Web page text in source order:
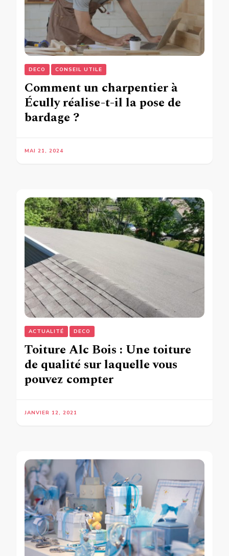
DECO CONSEIL UTILE
Comment un charpentier à
Écully réalise-t-il la pose de
bardage ?
MAI 21, 2024
ACTUALITÉ DECO
Toiture Alc Bois : Une toiture
de qualité sur laquelle vous
pouvez compter
JANVIER 12, 2021